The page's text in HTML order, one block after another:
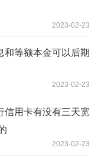
2023-02-23
和等额本金可以后期
2023-02-23
信用卡有没有三天宽
2023-02-23